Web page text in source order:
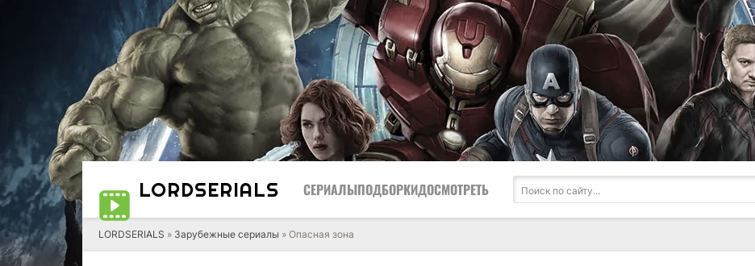
LORDSERIALS СЕРИАЛЫПОДБОРКИДОСМОТРЕТЬ
LORDSERIALS » Зарубежные сериалы » Опасная зона